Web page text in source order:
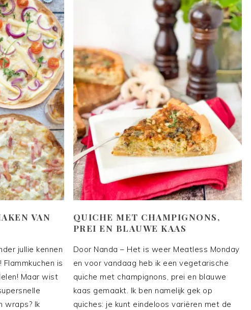
VAN
jullie kennen
is
Maar wist
wraps? Ik
QUICHE MET CHAMPIGNONS,
PREI EN BLAUWE KAAS
Door Nanda – Het is weer Meatless Monday
en voor vandaag heb ik een vegetarische
quiche met champignons, prei en blauwe
kaas gemaakt. Ik ben namelijk gek op
quiches: je kunt eindeloos variëren met de